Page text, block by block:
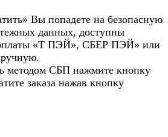
Вы попадете на безопасную
данных, доступны
«Т ПЭЙ», СБЕР ПЭЙ» или
методом СБП нажмите кнопку
заказа нажав кнопку